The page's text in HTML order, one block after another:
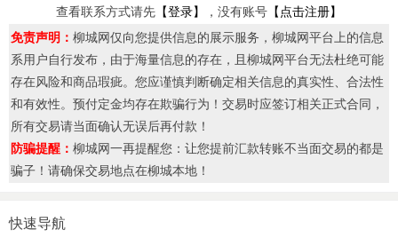
查看联系方式请先 【登录】 ，没有账号 【点击注册】
免责声明： 柳城网仅向您提供信息的展示服务，柳城网平台上的信息
系用户自行发布，由于海量信息的存在，且柳城网平台无法杜绝可能
存在风险和商品瑕疵。您应谨慎判断确定相关信息的真实性、合法性
和有效性。预付定金均存在欺骗行为！交易时应签订相关正式合同，
所有交易请当面确认无误后再付款！
防骗提醒： 柳城网一再提醒您：让您提前汇款转账不当面交易的都是
骗子！请确保交易地点在柳城本地！
快速导航